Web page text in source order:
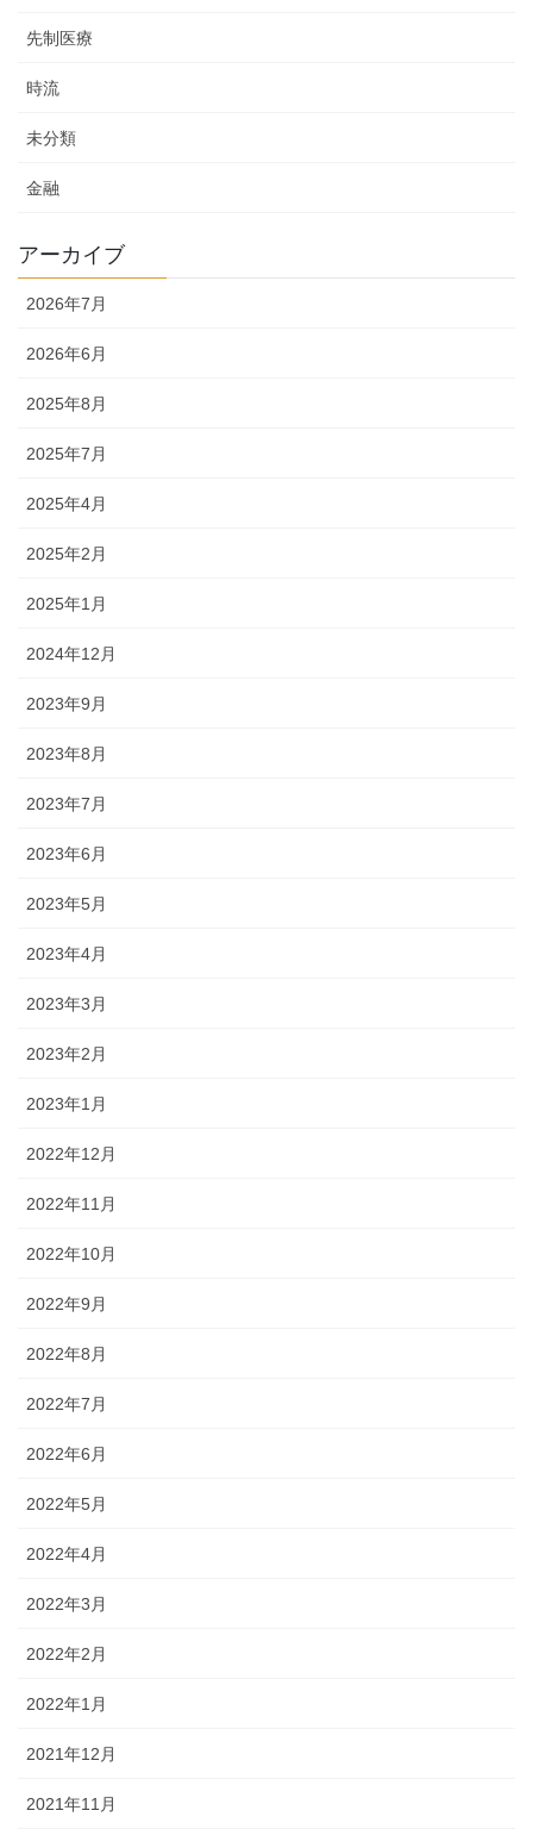
先制医療
時流
未分類
金融
アーカイブ
2026年7月
2026年6月
2025年8月
2025年7月
2025年4月
2025年2月
2025年1月
2024年12月
2023年9月
2023年8月
2023年7月
2023年6月
2023年5月
2023年4月
2023年3月
2023年2月
2023年1月
2022年12月
2022年11月
2022年10月
2022年9月
2022年8月
2022年7月
2022年6月
2022年5月
2022年4月
2022年3月
2022年2月
2022年1月
2021年12月
2021年11月